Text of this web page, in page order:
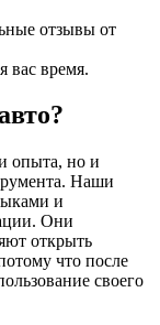
отзывы от
вас время.
опыта, но и
Наши
и
Они
открыть
что после
своего